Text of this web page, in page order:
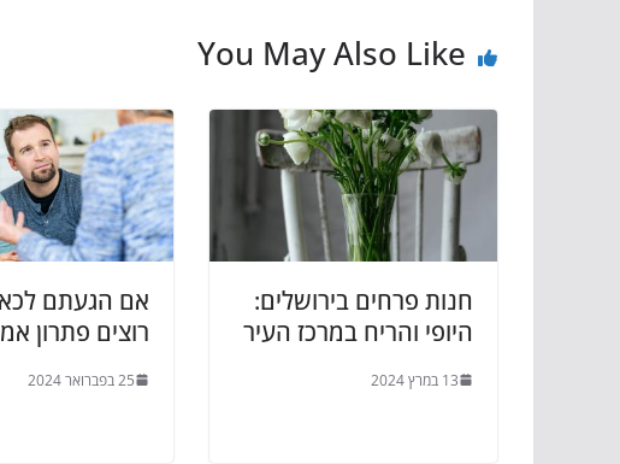
You May Also Like
חנות פרחים בירושלים:
היופי והריח במרכז העיר
13 במרץ 2024
אם הגעתם
רוצים פתרון
25 בפברואר 2024